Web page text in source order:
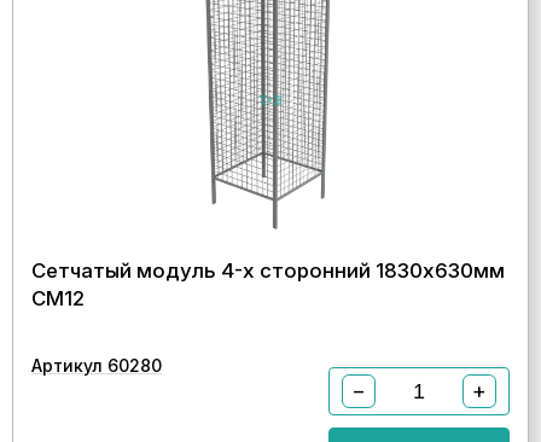
Сетчатый модуль 4-х сторонний 1830х630мм
СМ12
Артикул 60280
− +